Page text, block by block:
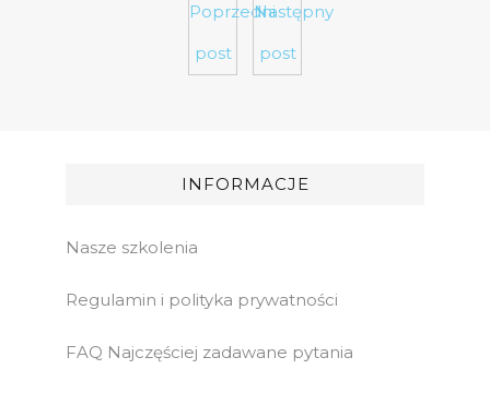
Poprzedni
post
Następny
post
INFORMACJE
Nasze szkolenia
Regulamin i polityka prywatności
FAQ Najczęściej zadawane pytania